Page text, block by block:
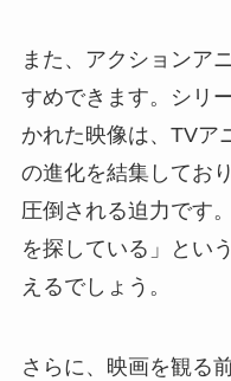
また、アクションア
すめできます。シリ
かれた映像は、TVア
の進化を結集してお
圧倒される迫力です
を探している」とい
えるでしょう。
さらに、映画を観る